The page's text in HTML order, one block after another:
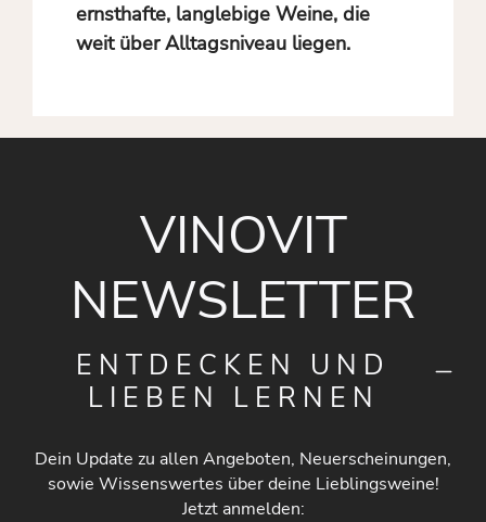
ernsthafte, langlebige Weine, die
weit über Alltagsniveau liegen.
VINOVIT
NEWSLETTER
ENTDECKEN UND
LIEBEN LERNEN
Dein Update zu allen Angeboten, Neuerscheinungen,
sowie Wissenswertes über deine Lieblingsweine!
Jetzt anmelden: